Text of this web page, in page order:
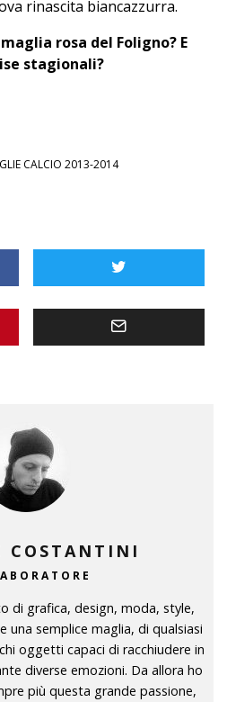
rinascita biancazzurra.
rosa del Foligno? E
stagionali?
CALCIO 2013-2014
COSTANTINI
di grafica, design, moda, style,
semplice maglia, di qualsiasi
oggetti capaci di racchiudere in
diverse emozioni. Da allora ho
più questa grande passione,